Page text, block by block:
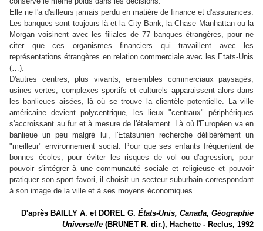
Elle ne l'a d'ailleurs jamais perdu en matière de finance et d'assurances.
Les banques sont toujours là et la City Bank, la Chase Manhattan ou la
Morgan voisinent avec les filiales de 77 banques étrangères, pour ne
citer que ces organismes financiers qui travaillent avec les
représentations étrangères en relation commerciale avec les Etats-Unis
(…).
D'autres centres, plus vivants, ensembles commerciaux paysagés,
usines vertes, complexes sportifs et culturels apparaissent alors dans
les banlieues aisées, là où se trouve la clientèle potentielle. La ville
américaine devient polycentrique, les lieux "centraux" périphériques
s'accroissant au fur et à mesure de l'étalement. Là où l'Européen va en
banlieue un peu malgré lui, l'Etatsunien recherche délibérément un
"meilleur" environnement social. Pour que ses enfants fréquentent de
bonnes écoles, pour éviter les risques de vol ou d'agression, pour
pouvoir s'intégrer à une communauté sociale et religieuse et pouvoir
pratiquer son sport favori, il choisit un secteur suburbain correspondant
à son image de la ville et à ses moyens économiques.
D'après BAILLY A. et DOREL G. États-Unis, Canada, Géographie
Universelle (BRUNET R. dir.), Hachette - Reclus, 1992